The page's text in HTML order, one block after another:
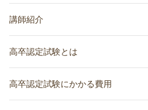
講師紹介
高卒認定試験とは
高卒認定試験にかかる費用